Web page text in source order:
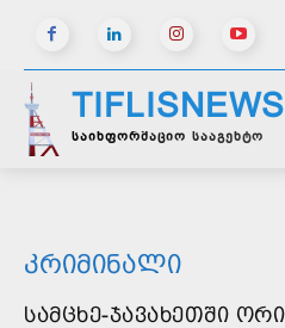
TIFLISNEWS
საინფორმაციო სააგენტო
ᲙᲠᲘᲛᲘᲜᲐᲚᲘ
ᲡᲐᲛᲪᲮᲔ-ᲯᲐᲕᲐᲮᲔᲗᲨᲘ